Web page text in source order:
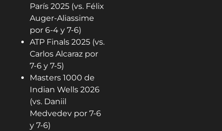
París 2025 (vs. Félix
Auger-Aliassime
por 6-4 y 7-6)
ATP Finals 2025 (vs.
Carlos Alcaraz por
7-6 y 7-5)
Masters 1000 de
Indian Wells 2026
(vs. Daniil
Medvedev por 7-6
y 7-6)